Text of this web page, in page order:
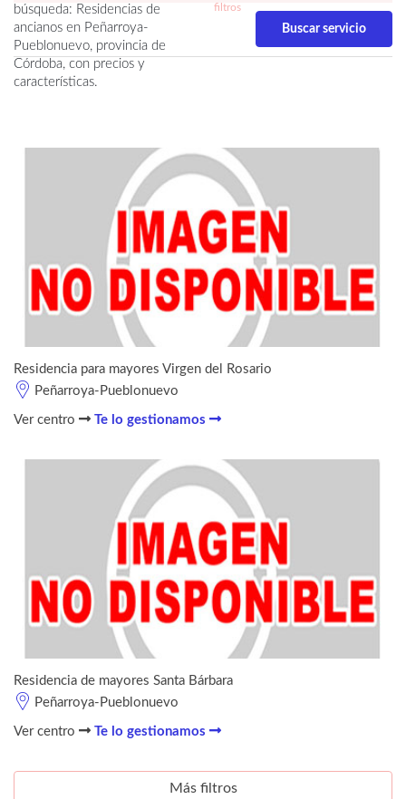
búsqueda: Residencias de
ancianos en Peñarroya-
Pueblonuevo, provincia de
Córdoba, con precios y
características.
filtros
Residencia para mayores Virgen del Rosario
Peñarroya-Pueblonuevo
Ver centro Te lo gestionamos
Residencia de mayores Santa Bárbara
Peñarroya-Pueblonuevo
Ver centro Te lo gestionamos
Más filtros